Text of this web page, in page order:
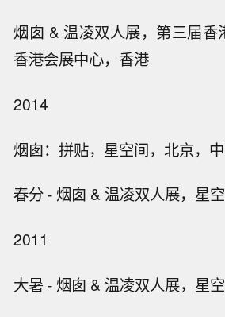
烟囱 & 温凌双人展，第三届香
香港会展中心，香港
2014
烟囱：拼贴，星空间，北京，
春分 - 烟囱 & 温凌双人展，星
2011
大暑 - 烟囱 & 温凌双人展，星